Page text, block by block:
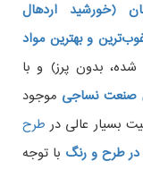
(خورشید اردهال
و بهترین مواد
بدون پرز) و با
صنعت نساجی موجود
بسیار عالی درطرح
در طرح و رنگ با توجه